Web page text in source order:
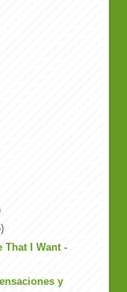
That I Want -
y